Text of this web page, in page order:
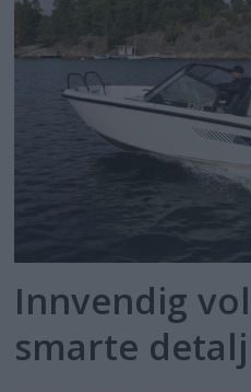
Innvendig
smarte